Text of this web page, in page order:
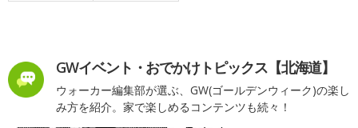
GWイベント・おでかけトピックス【北海道】
ウォーカー編集部が選ぶ、GW(ゴールデンウィーク)の楽し
み方を紹介。家で楽しめるコンテンツも続々！